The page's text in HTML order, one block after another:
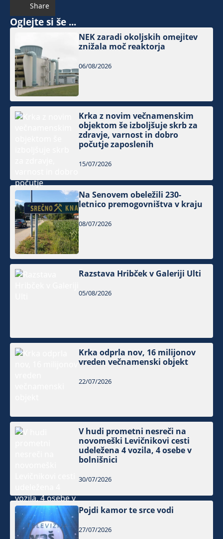
Share
Oglejte si še ...
NEK zaradi okoljskih omejitev
znižala moč reaktorja
06/08/2026
Krka z novim večnamenskim
objektom še izboljšuje skrb za
zdravje, varnost in dobro
počutje zaposlenih
15/07/2026
Na Senovem obeležili 230-
letnico premogovništva v kraju
08/07/2026
Razstava Hribček v Galeriji Ulti
05/08/2026
Krka odprla nov, 16 milijonov
vreden večnamenski objekt
22/07/2026
V hudi prometni nesreči na
novomeški Levičnikovi cesti
udeležena 4 vozila, 4 osebe v
bolnišnici
30/07/2026
Pojdi kamor te srce vodi
27/07/2026